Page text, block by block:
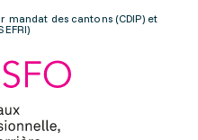
mandat des cantons (CDIP) et